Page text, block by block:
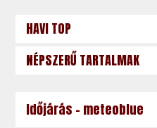
HAVI TOP
NÉPSZERŰ TARTALMAK
Időjárás - meteoblue